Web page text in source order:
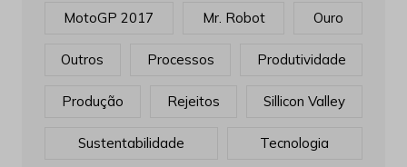
Produção Rejeitos Sillicon Valley
Sustentabilidade Tecnologia
United Stated Vale
White House